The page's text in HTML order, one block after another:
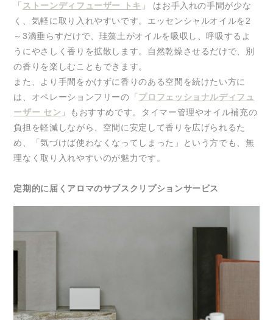
「 ストーンディフューザー トキ 」 はお手入れの手間が少な
く、気軽に取り入れやすいです。エッセンシャルオイルを2
～3滴垂らすだけで、珪藻土がオイルを吸収し、呼吸するよ
うにやさしく香りを拡散します。自然乾燥させるだけで、別
の香りを楽しむこともできます。
また、より手間をかけずに香りのある空間を続けたい方に
は、オペレーションフリーの「 プロフェッショナルディフュ
ーザー セン 」もおすすめです。タイマー管理やオイル補充の
負担を軽減しながら、空間に安定して香りを広げられるた
め、「気づけば使わなくなってしまった」という方でも、無
理なく取り入れやすいのが魅力です。
定期的に届くアロマのサブスクリプションサービス